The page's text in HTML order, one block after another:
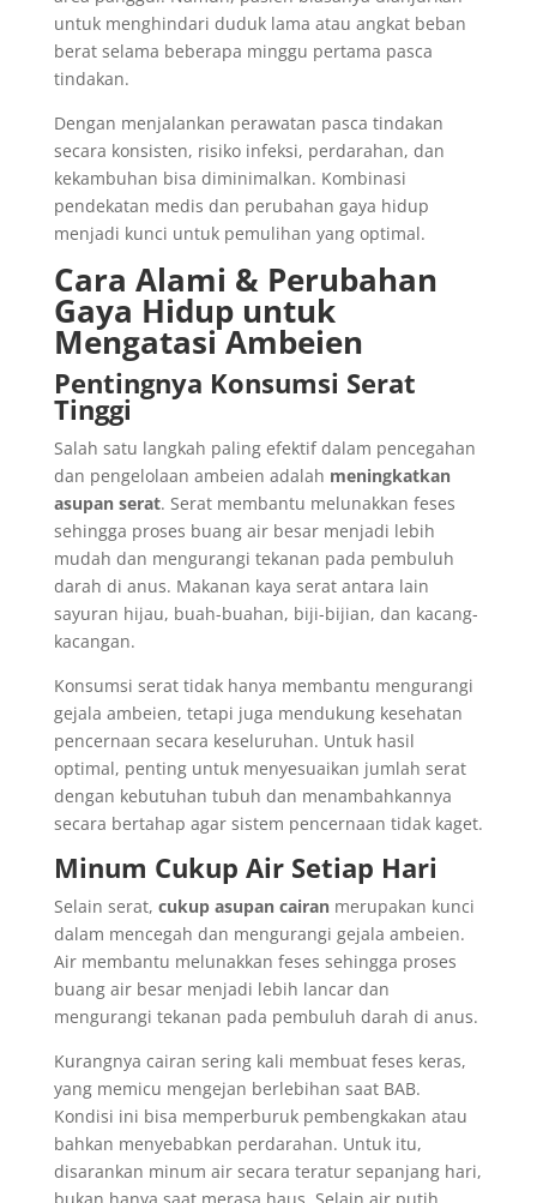
untuk menghindari duduk lama atau angkat beban
berat selama beberapa minggu pertama pasca
tindakan.
Dengan menjalankan perawatan pasca tindakan
secara konsisten, risiko infeksi, perdarahan, dan
kekambuhan bisa diminimalkan. Kombinasi
pendekatan medis dan perubahan gaya hidup
menjadi kunci untuk pemulihan yang optimal.
Cara Alami & Perubahan
Gaya Hidup untuk
Mengatasi Ambeien
Pentingnya Konsumsi Serat
Tinggi
Salah satu langkah paling efektif dalam pencegahan
dan pengelolaan ambeien adalah meningkatkan
asupan serat. Serat membantu melunakkan feses
sehingga proses buang air besar menjadi lebih
mudah dan mengurangi tekanan pada pembuluh
darah di anus. Makanan kaya serat antara lain
sayuran hijau, buah-buahan, biji-bijian, dan kacang-
kacangan.
Konsumsi serat tidak hanya membantu mengurangi
gejala ambeien, tetapi juga mendukung kesehatan
pencernaan secara keseluruhan. Untuk hasil
optimal, penting untuk menyesuaikan jumlah serat
dengan kebutuhan tubuh dan menambahkannya
secara bertahap agar sistem pencernaan tidak kaget.
Minum Cukup Air Setiap Hari
Selain serat, cukup asupan cairanmerupakan kunci
dalam mencegah dan mengurangi gejala ambeien.
Air membantu melunakkan feses sehingga proses
buang air besar menjadi lebih lancar dan
mengurangi tekanan pada pembuluh darah di anus.
Kurangnya cairan sering kali membuat feses keras,
yang memicu mengejan berlebihan saat BAB.
Kondisi ini bisa memperburuk pembengkakan atau
bahkan menyebabkan perdarahan. Untuk itu,
disarankan minum air secara teratur sepanjang hari,